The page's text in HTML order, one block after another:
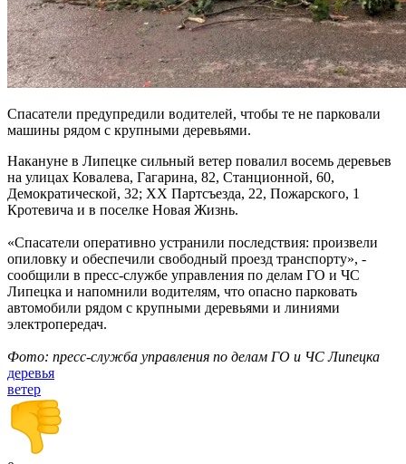
Спасатели предупредили водителей, чтобы те не парковали
машины рядом с крупными деревьями.
Накануне в Липецке сильный ветер повалил восемь деревьев
на улицах Ковалева, Гагарина, 82, Станционной, 60,
Демократической, 32; ХХ Партсъезда, 22, Пожарского, 1
Кротевича и в поселке Новая Жизнь.
«Спасатели оперативно устранили последствия: произвели
опиловку и обеспечили свободный проезд транспорту», -
сообщили в пресс-службе управления по делам ГО и ЧС
Липецка и напомнили водителям, что опасно парковать
автомобили рядом с крупными деревьями и линиями
электропередач.
Фото: пресс-служба управления по делам ГО и ЧС Липецка
деревья
ветер